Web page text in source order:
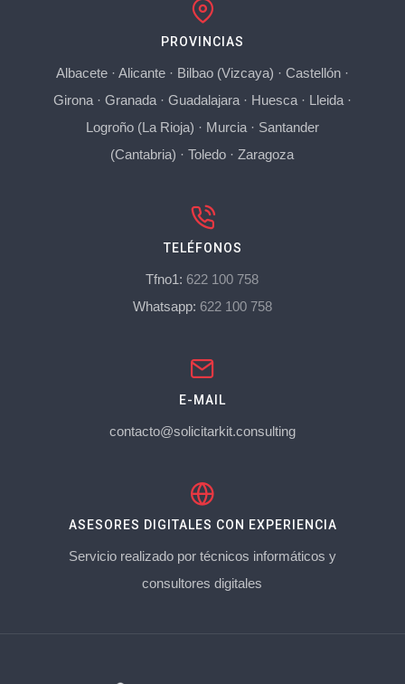
PROVINCIAS
Albacete· Alicante· Bilbao (Vizcaya) · Castellón·
Girona· Granada· Guadalajara· Huesca· Lleida·
Logroño (La Rioja) · Murcia· Santander
(Cantabria) ·Toledo ·Zaragoza
TELÉFONOS
Tfno1: 622 100 758
Whatsapp: 622 100 758
E-MAIL
contacto@solicitarkit.consulting
ASESORES DIGITALES CON EXPERIENCIA
Servicio realizado por técnicos informáticos y
consultores digitales